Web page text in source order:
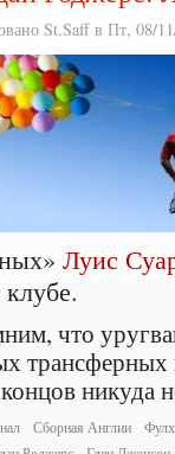
St.Saff в Пт, 08/
Луис
что
трансферных
никуда
Сборная Англии